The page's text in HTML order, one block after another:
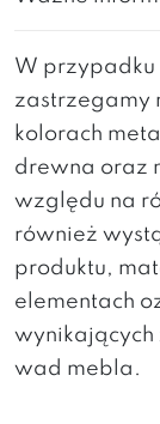
W
zastrzegamy
kolorach
drewna oraz
względu na
również
produktu,
elementach
wynikających
wad mebla.